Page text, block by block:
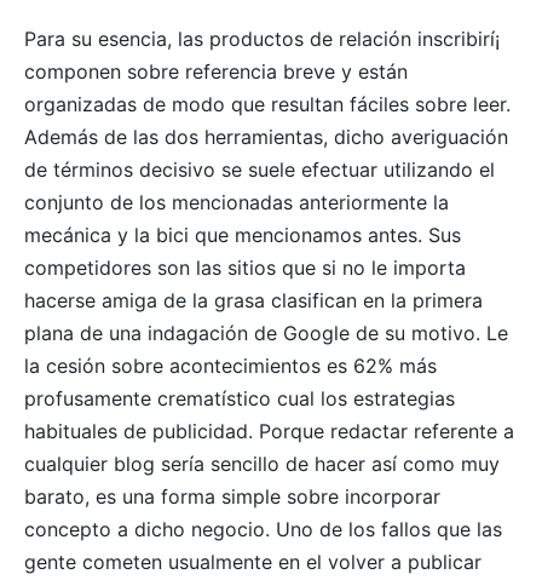
Para su esencia, las productos de relación inscribirí¡
componen sobre referencia breve y están
organizadas de modo que resultan fáciles sobre leer.
Además de las dos herramientas, dicho averiguación
de términos decisivo se suele efectuar utilizando el
conjunto de los mencionadas anteriormente la
mecánica y la bici que mencionamos antes. Sus
competidores son las sitios que si no le importa
hacerse amiga de la grasa clasifican en la primera
plana de una indagación de Google de su motivo. Le
la cesión sobre acontecimientos es 62% más
profusamente crematístico cual los estrategias
habituales de publicidad. Porque redactar referente a
cualquier blog serí­a sencillo de hacer así­ como muy
barato, es una forma simple sobre incorporar
concepto a dicho negocio. Uno de los fallos que las
gente cometen usualmente en el volver a publicar